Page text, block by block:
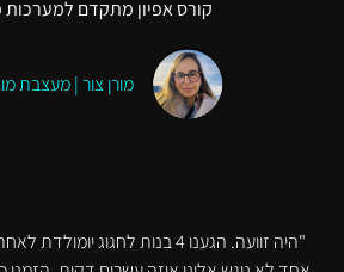
קורס אפיון מתקדם למערכות
מורן צור | מעצבת
"היה זוועה. הגענו 4 בנות לחגוג